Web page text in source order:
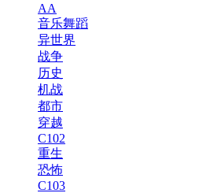
AA
音乐舞蹈
异世界
战争
历史
机战
都市
穿越
C102
重生
恐怖
C103